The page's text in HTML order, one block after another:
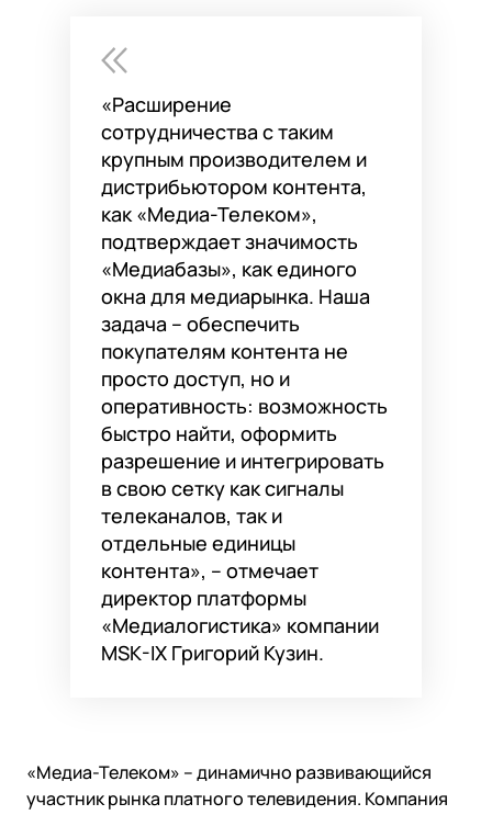
«Расширение
сотрудничества с таким
крупным производителем и
дистрибьютором контента,
как «Медиа-Телеком»,
подтверждает значимость
«Медиабазы», как единого
окна для медиарынка. Наша
задача – обеспечить
покупателям контента не
просто доступ, но и
оперативность: возможность
быстро найти, оформить
разрешение и интегрировать
в свою сетку как сигналы
телеканалов, так и
отдельные единицы
контента», – отмечает
директор платформы
«Медиалогистика» компании
MSK-IX Григорий Кузин.
«Медиа-Телеком» – динамично развивающийся
участник рынка платного телевидения. Компания